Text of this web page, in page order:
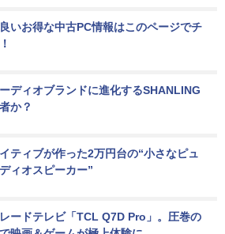
いお得な中古PC情報はこのページでチ
ディオブランドに進化するSHANLING
か？
ティブが作った2万円台の“小さなピュ
ィオスピーカー”
ードテレビ「TCL Q7D Pro」。圧巻の